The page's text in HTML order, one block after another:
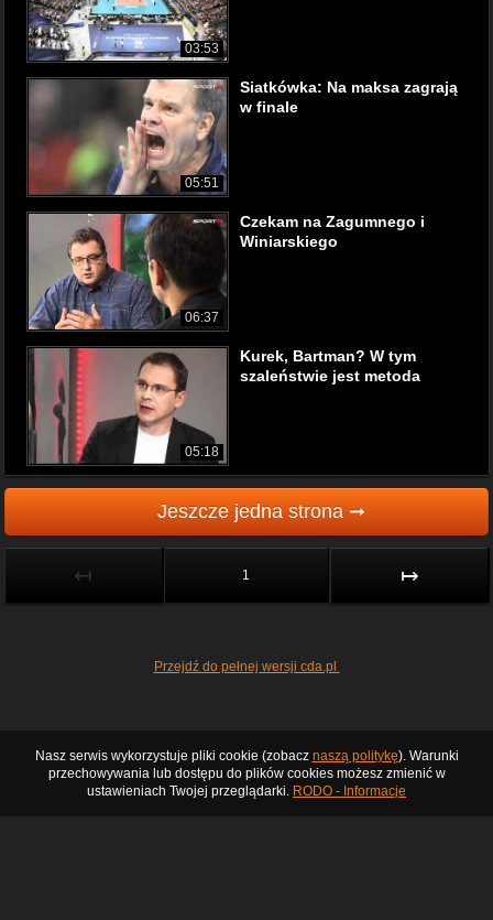
03:53
05:51
Siatkówka: Na maksa zagrają
w finale
06:37
Czekam na Zagumnego i
Winiarskiego
05:18
Kurek, Bartman? W tym
szaleństwie jest metoda
Jeszcze jedna strona ➞
↤ 1 ↦
Przejdź do pełnej wersji cda.pl
Nasz serwis wykorzystuje pliki cookie (zobacz naszą politykę). Warunki
przechowywania lub dostępu do plików cookies możesz zmienić w
ustawieniach Twojej przeglądarki. RODO - Informacje